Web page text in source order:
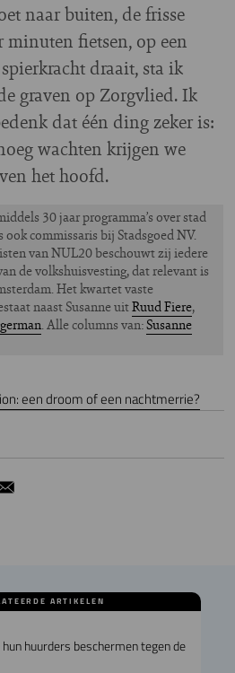
naar buiten, de frisse
fietsen, op een
draait, sta ik
graven op Zorgvlied. Ik
dat één ding zeker is:
wachten krijgen we
het hoofd.
30 jaar programma’s over stad
commissaris bij Stadsgoed NV.
van NUL20 beschouwt zij iedere
de volkshuisvesting, dat relevant is
Het kwartet vaste
naast Susanne uitRuud Fiere,
. Alle columns van:Susanne
een droom of een nachtmerrie?
ARTIKELEN
huurders beschermen tegen de